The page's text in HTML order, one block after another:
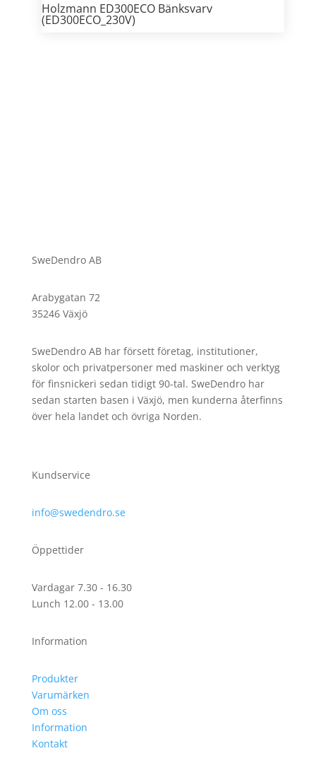
Holzmann ED300ECO Bänksvarv
(ED300ECO_230V)
SweDendro AB
Arabygatan 72
35246 Växjö
SweDendro AB har försett företag, institutioner,
skolor och privatpersoner med maskiner och verktyg
för finsnickeri sedan tidigt 90-tal. SweDendro har
sedan starten basen i Växjö, men kunderna återfinns
över hela landet och övriga Norden.
Kundservice
info@swedendro.se
Öppettider
Vardagar 7.30 - 16.30
Lunch 12.00 - 13.00
Information
Produkter
Varumärken
Om oss
Information
Kontakt